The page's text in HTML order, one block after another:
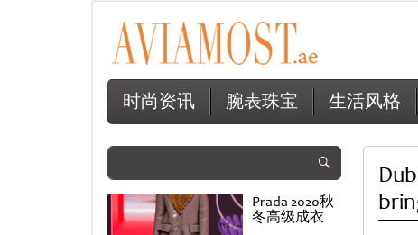
时尚资讯 腕表珠宝 生活风格
Prada 2020秋
冬高级成衣